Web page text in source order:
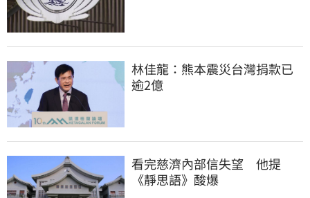
林佳龍：熊本震災台灣捐款已
逾2億
看完慈濟內部信失望　他提
《靜思語》酸爆